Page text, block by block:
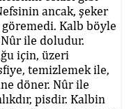
ancak, şeker
Kalb böyle
ile doludur.
için, üzeri
temizlemek ile,
döner. Nûr ile
pisdir. Kalbin